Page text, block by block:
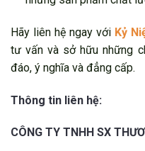
Hãy liên hệ ngay với Kỷ
tư vấn và sở hữu những
đáo, ý nghĩa và đẳng cấp.
Thông tin liên hệ:
CÔNG TY TNHH SX